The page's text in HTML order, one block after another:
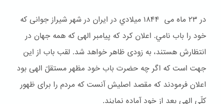
در ۲۳ ماه می ۱۸۴۴ ميلادي در ایران در شهر شیراز جوانی که
خود را باب نامي. اعلان کرد که پیامبر الهی که همه جهان در
انتظارش هستند، به زودی ظاهر خواهد شد. لقب باب از این
جهت است که اگر چه حضرت باب خود مظهر مستقلّ الهی بود
اعلان فرمودند که مقصد اصلیش آنست که مردم را برای ظهور
کلّی الهی بعد از خود آماده نمایند.